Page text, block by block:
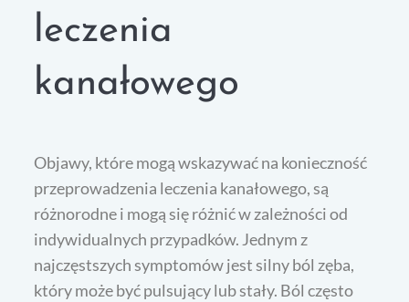
leczenia
kanałowego
Objawy, które mogą wskazywać na konieczność
przeprowadzenia leczenia kanałowego, są
różnorodne i mogą się różnić w zależności od
indywidualnych przypadków. Jednym z
najczęstszych symptomów jest silny ból zęba,
który może być pulsujący lub stały. Ból często